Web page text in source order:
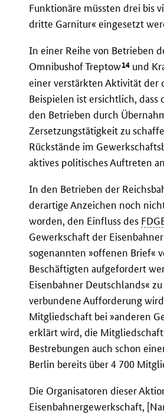
Funktionäre müssten drei bis
dritte Garnitur« eingesetzt
In einer Reihe von Betrieben
Omnibushof Treptow14 und
einer verstärkten Aktivität der
Beispielen ist ersichtlich, dass
den Betrieben durch
Zersetzungstätigkeit zu
Rückstände im
aktives politisches Auftreten
In den Betrieben der
derartige Anzeichen noch
worden, den Einfluss des
Gewerkschaft der
sogenannten »offenen Brief«
Beschäftigten aufgefordert
Eisenbahner Deutschlands«
verbundene Aufforderung
Mitgliedschaft bei »anderen
erklärt wird, die
Bestrebungen auch schon
Berlin bereits über 4 700
Die Organisatoren dieser
Eisenbahnergewerkschaft,